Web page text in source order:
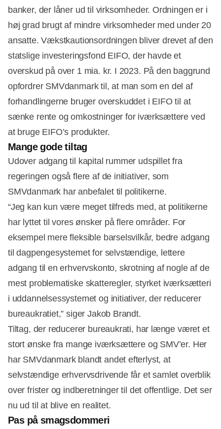
banker, der låner ud til virksomheder. Ordningen er i
høj grad brugt af mindre virksomheder med under 20
ansatte. Vækstkautionsordningen bliver drevet af den
statslige investeringsfond EIFO, der havde et
overskud på over 1 mia. kr. I 2023. På den baggrund
opfordrer SMVdanmark til, at man som en del af
forhandlingerne bruger overskuddet i EIFO til at
sænke rente og omkostninger for iværksættere ved
at bruge EIFO’s produkter.
Mange gode tiltag
Udover adgang til kapital rummer udspillet fra
regeringen også flere af de initiativer, som
SMVdanmark har anbefalet til politikerne.
“Jeg kan kun være meget tilfreds med, at politikerne
har lyttet til vores ønsker på flere områder. For
eksempel mere fleksible barselsvilkår, bedre adgang
til dagpengesystemet for selvstændige, lettere
adgang til en erhvervskonto, skrotning af nogle af de
mest problematiske skatteregler, styrket iværksætteri
i uddannelsessystemet og initiativer, der reducerer
bureaukratiet,” siger Jakob Brandt.
Tiltag, der reducerer bureaukrati, har længe været et
stort ønske fra mange iværksættere og SMV’er. Her
har SMVdanmark blandt andet efterlyst, at
selvstændige erhvervsdrivende får et samlet overblik
over frister og indberetninger til det offentlige. Det ser
nu ud til at blive en realitet.
Pas på smagsdommeri